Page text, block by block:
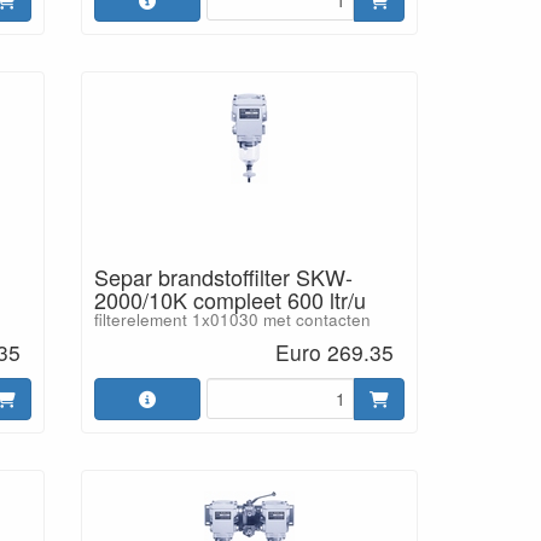
Separ brandstoffilter SKW-
2000/10K compleet 600 ltr/u
filterelement 1x01030 met contacten
Euro 269.35